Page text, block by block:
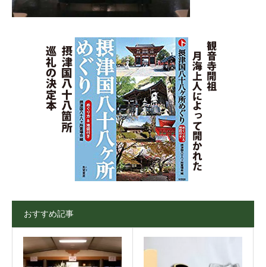
おすすめ記事